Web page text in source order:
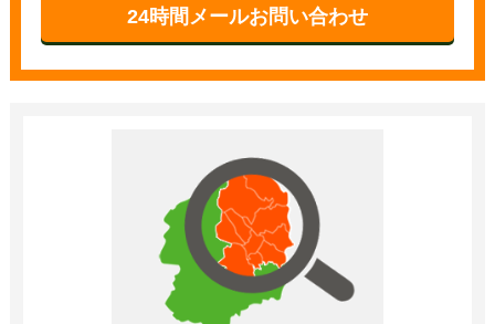
24時間メールお問い合わせ